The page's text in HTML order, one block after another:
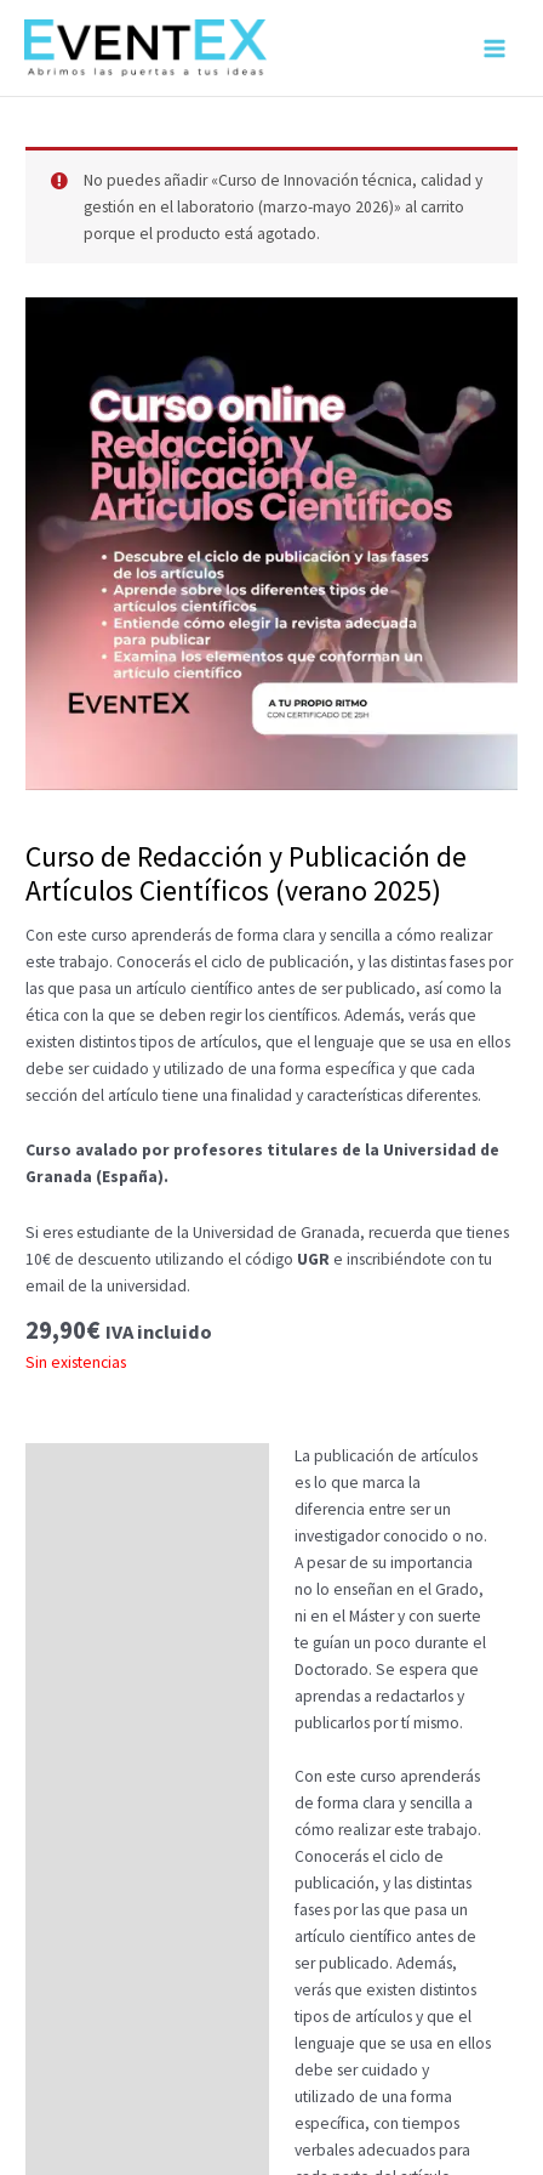
contenido
Main
No puedes añadir «Curso de Innovación técnica, calidad y
gestión en el laboratorio (marzo-mayo 2026)» al carrito
porque el producto está agotado.
Curso de Redacción y Publicación de
Artículos Científicos (verano 2025)
Con este curso aprenderás de forma clara y sencilla a cómo realizar
este trabajo. Conocerás el ciclo de publicación, y las distintas fases por
las que pasa un artículo científico antes de ser publicado, así como la
ética con la que se deben regir los científicos. Además, verás que
existen distintos tipos de artículos, que el lenguaje que se usa en ellos
debe ser cuidado y utilizado de una forma específica y que cada
sección del artículo tiene una finalidad y características diferentes.
Curso avalado por profesores titulares de la Universidad de
Granada (España).
Si eres estudiante de la Universidad de Granada, recuerda que tienes
10€ de descuento utilizando el código UGRe inscribiéndote con tu
email de la universidad.
29,90€ IVA incluido
Sin existencias
La publicación de artículos
es lo que marca la
diferencia entre ser un
investigador conocido o no.
A pesar de su importancia
no lo enseñan en el Grado,
ni en el Máster y con suerte
te guían un poco durante el
Doctorado. Se espera que
aprendas a redactarlos y
publicarlos por tí mismo.
Con este curso aprenderás
de forma clara y sencilla a
cómo realizar este trabajo.
Conocerás el ciclo de
publicación, y las distintas
fases por las que pasa un
artículo científico antes de
ser publicado. Además,
verás que existen distintos
tipos de artículos y que el
lenguaje que se usa en ellos
debe ser cuidado y
utilizado de una forma
específica, con tiempos
verbales adecuados para